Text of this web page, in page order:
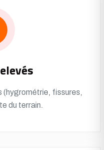
(hygrométrie, fissures,
du terrain.